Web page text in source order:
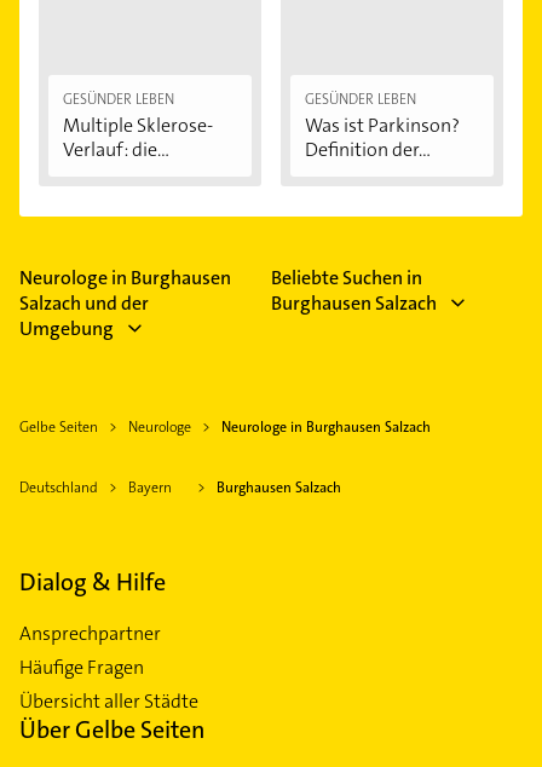
GESÜNDER LEBEN
Multiple Sklerose-
Verlauf: die...
GESÜNDER LEBEN
Was ist Parkinson?
Definition der...
Neurologe in Burghausen
Salzach und der
Umgebung
Beliebte Suchen in
Burghausen Salzach
Gelbe Seiten Neurologe Neurologe in Burghausen Salzach
Deutschland Bayern Burghausen Salzach
Dialog & Hilfe
Ansprechpartner
Häufige Fragen
Übersicht aller Städte
Über Gelbe Seiten